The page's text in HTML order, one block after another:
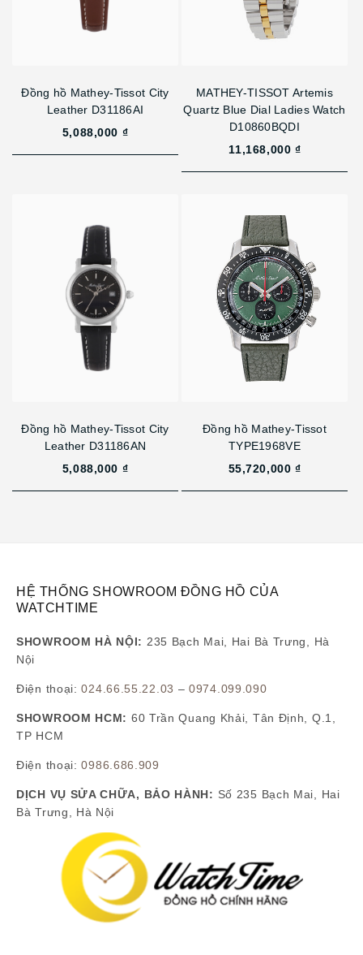
Đồng hồ Mathey-Tissot City
Leather D31186AI
5,088,000 ₫
MATHEY-TISSOT Artemis
Quartz Blue Dial Ladies Watch
D10860BQDI
11,168,000 ₫
Đồng hồ Mathey-Tissot City
Leather D31186AN
5,088,000 ₫
Đồng hồ Mathey-Tissot
TYPE1968VE
55,720,000 ₫
HỆ THỐNG SHOWROOM ĐỒNG HỒ CỦA
WATCHTIME
SHOWROOM HÀ NỘI: 235 Bạch Mai, Hai Bà Trưng, Hà
Nội
Điện thoại:024.66.55.22.03 –0974.099.090
SHOWROOM HCM: 60 Trần Quang Khải, Tân Định, Q.1,
TP HCM
Điện thoại:0986.686.909
DỊCH VỤ SỬA CHỮA, BẢO HÀNH: Số 235 Bạch Mai, Hai
Bà Trưng, Hà Nội